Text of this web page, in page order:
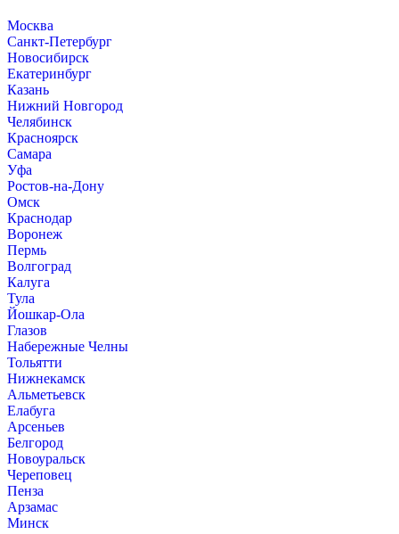
Москва
Санкт-Петербург
Новосибирск
Екатеринбург
Казань
Нижний Новгород
Челябинск
Красноярск
Самара
Уфа
Ростов-на-Дону
Омск
Краснодар
Воронеж
Пермь
Волгоград
Калуга
Тула
Йошкар-Ола
Глазов
Набережные Челны
Тольятти
Нижнекамск
Альметьевск
Елабуга
Арсеньев
Белгород
Новоуральск
Череповец
Пенза
Арзамас
Минск